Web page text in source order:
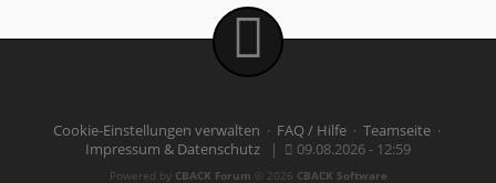
Cookie-Einstellungen verwalten · FAQ / Hilfe· Teamseite·
Impressum & Datenschutz | 09.08.2026 - 12:59
Powered by CBACK Forum © 2026 CBACK Software